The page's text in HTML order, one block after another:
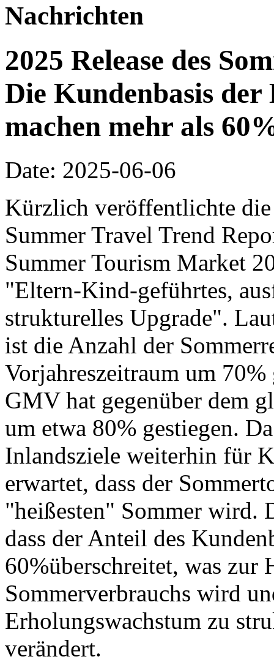
Nachrichten
2025 Release des
Die Kundenbasis
machen mehr als
Date: 2025-06-06
Kürzlich veröffentlichte
Summer Travel Trend
Summer Tourism Market
"Eltern-Kind-geführtes,
strukturelles Upgrade".
ist die Anzahl der
Vorjahreszeitraum um
GMV hat gegenüber dem
um etwa 80% gestiegen.
Inlandsziele weiterhin für
erwartet, dass der
"heißesten" Sommer wird.
dass der Anteil des
60%überschreitet, was zur
Sommerverbrauchs wird
Erholungswachstum zu
verändert.